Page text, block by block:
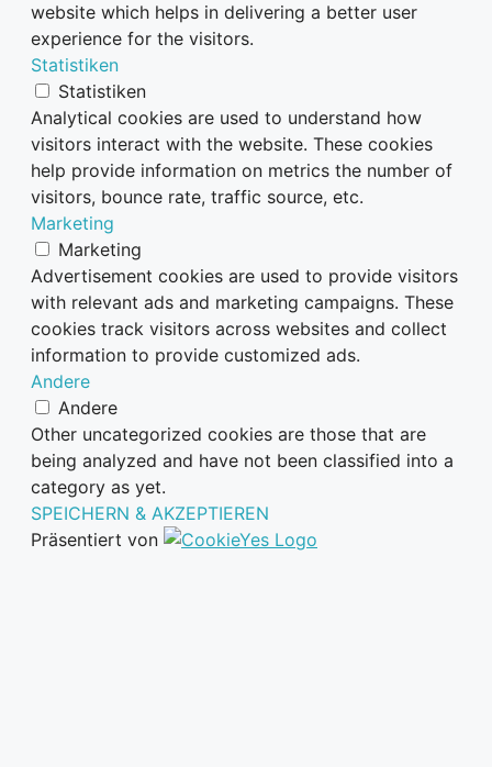
website which helps in delivering a better user
experience for the visitors.
Statistiken
Statistiken
Analytical cookies are used to understand how
visitors interact with the website. These cookies
help provide information on metrics the number of
visitors, bounce rate, traffic source, etc.
Marketing
Marketing
Advertisement cookies are used to provide visitors
with relevant ads and marketing campaigns. These
cookies track visitors across websites and collect
information to provide customized ads.
Andere
Andere
Other uncategorized cookies are those that are
being analyzed and have not been classified into a
category as yet.
SPEICHERN & AKZEPTIEREN
Präsentiert von